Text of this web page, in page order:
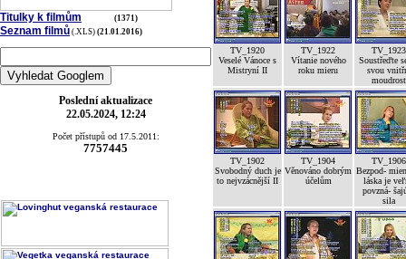
Titulky k filmům (1371)
Seznam filmů (.XLS) (21.01.2016)
Poslední aktualizace
22.05.2024, 12:24
Počet přístupů od 17.5.2011:
7757445
TV_1920
Veselé Vánoce s
Mistryní II
TV_1922
Vítanie nového
roku mieru
TV_1923
Soustřeďte
svou
moudrost
TV_1902
Svobodný duch je
to nejvzácnější II
TV_1904
Věnováno dobrým
účelům
TV_1906
Bezpod-
láska je
povzná-
sila